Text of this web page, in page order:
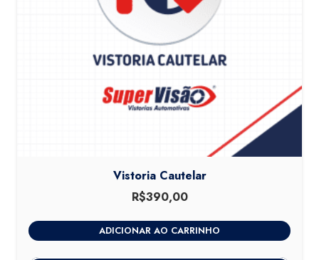
Vistoria Cautelar
R$390,00
ADICIONAR AO CARRINHO